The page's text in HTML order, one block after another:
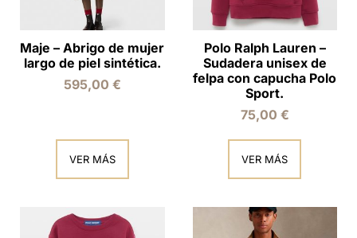
Maje – Abrigo de mujer
largo de piel sintética.
595,00 €
VER MÁS
Polo Ralph Lauren –
Sudadera unisex de
felpa con capucha Polo
Sport.
75,00 €
VER MÁS